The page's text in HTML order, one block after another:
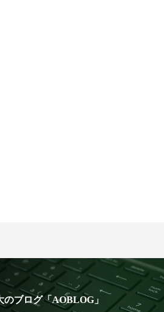
のブログ「AOBLOG」